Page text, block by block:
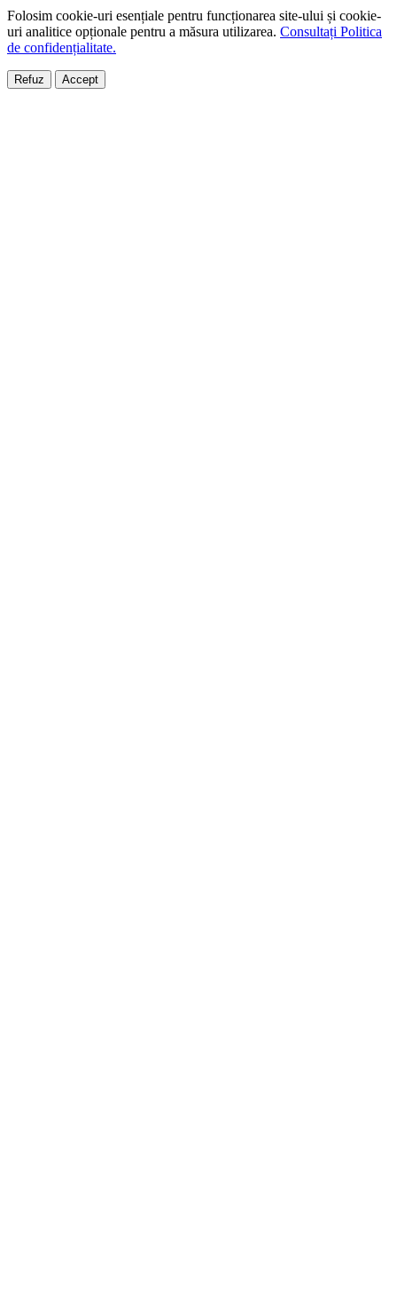
Folosim cookie-uri esențiale pentru funcționarea site-ului și cookie-
uri analitice opționale pentru a măsura utilizarea. Consultați Politica
de confidențialitate.
Refuz Accept